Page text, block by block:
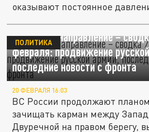
оказывают постоянное
Купянское направление –
февраля: продвижение
последние новости с фронта
ПОЛИТИКА
20 ФЕВРАЛЯ 16:03
ВС России продолжают
зачищать карман между
Двуречной на правом берегу,